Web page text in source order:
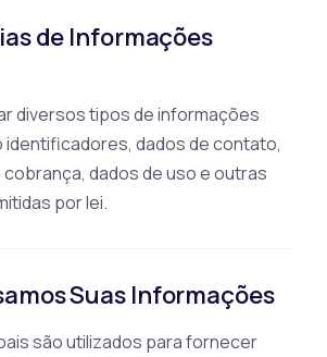
de Informações
diversos tipos de informações
identificadores, dados de contato,
dados de uso e outras
por lei.
Suas Informações
são utilizados para fornecer